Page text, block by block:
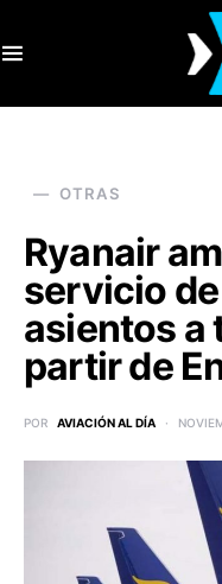
OTRAS
Ryanair
servicio
asientos a
partir de
POR AVIACIÓN AL DÍA